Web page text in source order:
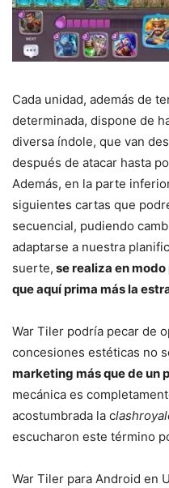
Cada unidad, además de
determinada, dispone de
diversa índole, que van
después de atacar hasta
Además, en la parte
siguientes cartas que
secuencial, pudiendo
adaptarse a nuestra
suerte, se realiza en
que aquí prima más la
War Tiler podría pecar de
concesiones estéticas no
marketing más que de un
mecánica es
acostumbrada la c
escucharon este término
War Tiler para Android en